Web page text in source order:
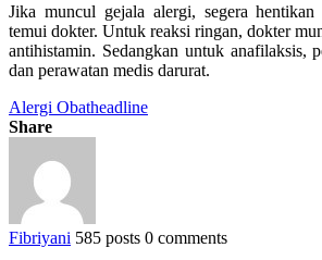
Jika muncul gejala alergi, segera hentikan
temui dokter. Untuk reaksi ringan, dokter
antihistamin. Sedangkan untuk anafilaksis,
dan perawatan medis darurat.
Alergi Obatheadline
Share
Fibriyani 585 posts 0 comments